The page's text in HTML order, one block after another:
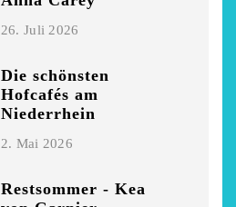
26. Juli 2026
Die schönsten
Hofcafés am
Niederrhein
2. Mai 2026
Restsommer - Kea